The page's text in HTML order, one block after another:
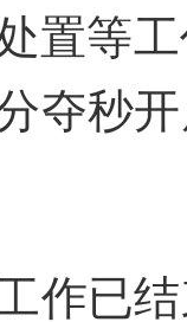
置等
夺秒
作已